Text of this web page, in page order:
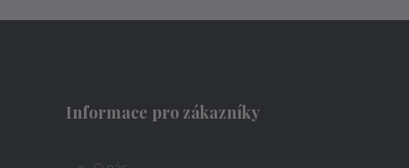
Informace pro zákazníky